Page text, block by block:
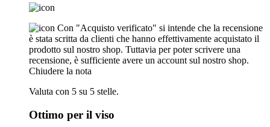
Con "Acquisto verificato" si intende che la recensione
è stata scritta da clienti che hanno effettivamente acquistato il
prodotto sul nostro shop. Tuttavia per poter scrivere una
recensione, è sufficiente avere un account sul nostro shop.
Chiudere la nota
Valuta con 5 su 5 stelle.
Ottimo per il viso